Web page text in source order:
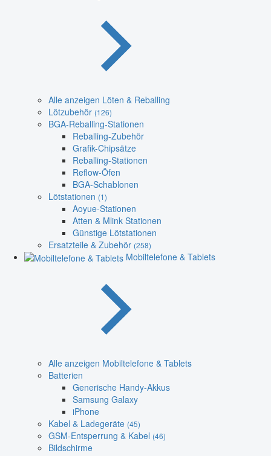
Alle anzeigen Löten & Reballing
Lötzubehör (126)
BGA-Reballing-Stationen
Reballing-Zubehör
Grafik-Chipsätze
Reballing-Stationen
Reflow-Öfen
BGA-Schablonen
Lötstationen (1)
Aoyue-Stationen
Atten & Mlink Stationen
Günstige Lötstationen
Ersatzteile & Zubehör (258)
Mobiltelefone & Tablets
Alle anzeigen Mobiltelefone & Tablets
Batterien
Generische Handy-Akkus
Samsung Galaxy
iPhone
Kabel & Ladegeräte (45)
GSM-Entsperrung & Kabel (46)
Bildschirme